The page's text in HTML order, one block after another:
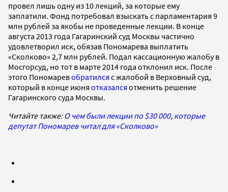
провел лишь одну из 10 лекций, за которые ему
заплатили. Фонд потребовал взыскать с парламентария 9
млн рублей за якобы не проведенные лекции. В конце
августа 2013 года Гагаринский суд Москвы частично
удовлетворил иск, обязав Пономарева выплатить
«Сколково» 2,7 млн рублей. Подал кассационную жалобу в
Мосгорсуд, но тот в марте 2014 года отклонил иск. После
этого Пономаревобратился с жалобой в Верховный суд,
который в конце июня отказался отменить решение
Гагаринского суда Москвы.
Читайте также: О чем были лекции по $30 000, которые
депутат Пономарев читал для «Сколково»